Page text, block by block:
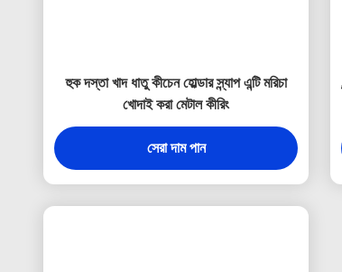
হুক দস্তা খাদ ধাতু কীচেন হোল্ডার স্ন্যাপ এন্টি মরিচা
খোদাই করা মেটাল কীরিং
সেরা দাম পান